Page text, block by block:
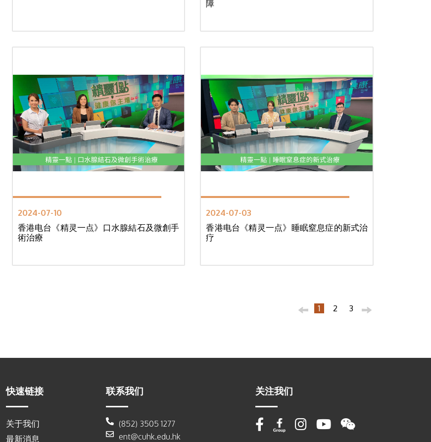
障
2024-07-10
香港电台《精灵一点》口水腺結石及微創手
術治療
2024-07-03
香港电台《精灵一点》睡眠窒息症的新式治
疗
1 2 3
快速链接
关于我们
最新消息
联系我们
(852) 3505 1277
ent@cuhk.edu.hk
关注我们